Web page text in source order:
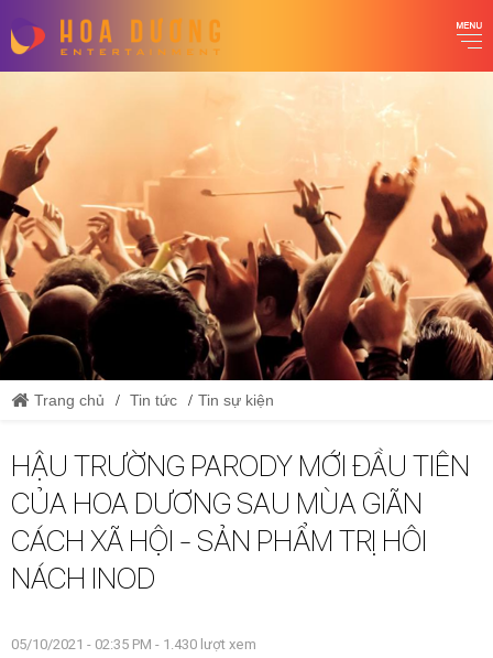
Trang chủ Tin tức Tin sự kiện
HẬU TRƯỜNG PARODY MỚI ĐẦU TIÊN
CỦA HOA DƯƠNG SAU MÙA GIÃN
CÁCH XÃ HỘI - SẢN PHẨM TRỊ HÔI
NÁCH INOD
05/10/2021 - 02:35 PM - 1.430 lượt xem